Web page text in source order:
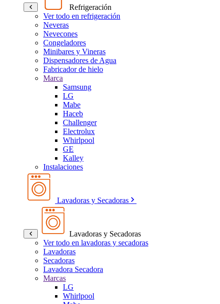
Refrigeración
Ver todo en refrigeración
Neveras
Nevecones
Congeladores
Minibares y Vineras
Dispensadores de Agua
Fabricador de hielo
Marca
Samsung
LG
Mabe
Haceb
Challenger
Electrolux
Whirlpool
GE
Kalley
Instalaciones
Lavadoras y Secadoras
Lavadoras y Secadoras
Ver todo en lavadoras y secadoras
Lavadoras
Secadoras
Lavadora Secadora
Marcas
LG
Whirlpool